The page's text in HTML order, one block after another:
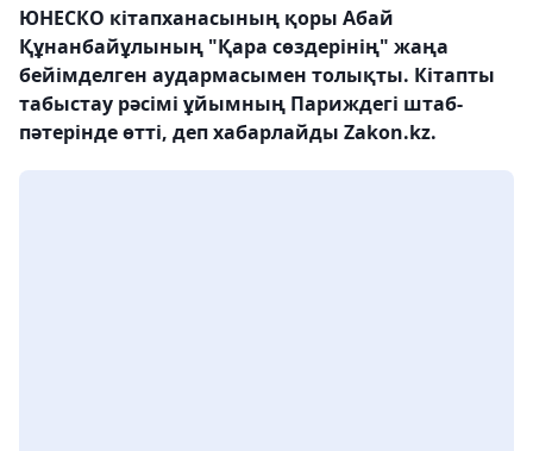
ЮНЕСКО кітапханасының қоры Абай
Құнанбайұлының "Қара сөздерінің" жаңа
бейімделген аудармасымен толықты. Кітапты
табыстау рәсімі ұйымның Париждегі штаб-
пәтерінде өтті, деп хабарлайды Zakon.kz.